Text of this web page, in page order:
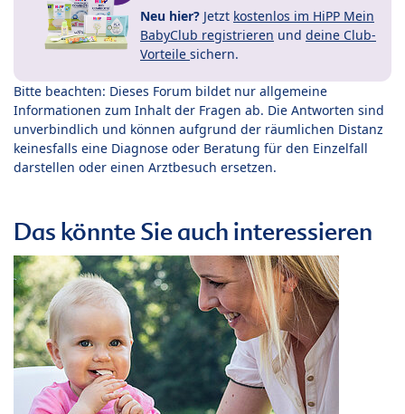
Neu hier? Jetzt kostenlos im HiPP Mein
BabyClub registrieren und deine Club-
Vorteile sichern.
Bitte beachten: Dieses Forum bildet nur allgemeine
Informationen zum Inhalt der Fragen ab. Die Antworten sind
unverbindlich und können aufgrund der räumlichen Distanz
keinesfalls eine Diagnose oder Beratung für den Einzelfall
darstellen oder einen Arztbesuch ersetzen.
Das könnte Sie auch interessieren